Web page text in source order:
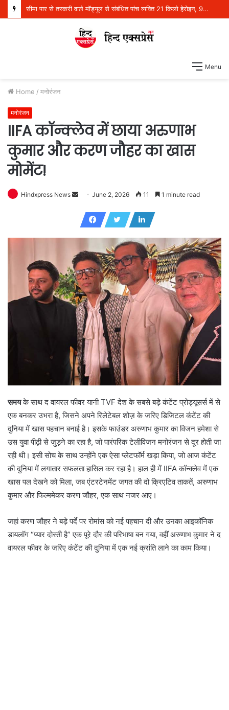
सीमा पार से तस्करी वाले मॉड्यूल से संबंधित पांच व्यक्ति 21 किलो हेरोइन, 970 ग्राम आईसीई और एक पिस्तौल सहित गिरफ्तार
Menu
Home / मनोरंजन
मनोरंजन
IIFA कॉन्क्लेव में छाया अरुणाभ
कुमार और करण जौहर का खास
मोमेंट!
Hindxpress News
n
e
m
a
i
l
June 2, 2026 11 1 minute read
समयके साथ द वायरल फीवर यानी TVF देश के सबसे बड़े कंटेंट प्रोड्यूसर्स में से
एक बनकर उभरा है, जिसने अपने रिलेटेबल शोज़ के जरिए डिजिटल कंटेंट की
दुनिया में खास पहचान बनाई है। इसके फाउंडर अरुणाभ कुमार का विजन हमेशा से
उस युवा पीढ़ी से जुड़ने का रहा है, जो पारंपरिक टेलीविजन मनोरंजन से दूर होती जा
रही थी। इसी सोच के साथ उन्होंने एक ऐसा प्लेटफॉर्म खड़ा किया, जो आज कंटेंट
की दुनिया में लगातार सफलता हासिल कर रहा है। हाल ही में IIFA कॉन्क्लेव में एक
खास पल देखने को मिला, जब एंटरटेनमेंट जगत की दो क्रिएटिव ताकतें, अरुणाभ
कुमार और फिल्ममेकर करण जौहर, एक साथ नजर आए।
जहां करण जौहर ने बड़े पर्दे पर रोमांस को नई पहचान दी और उनका आइकॉनिक
डायलॉग “प्यार दोस्ती है” एक पूरे दौर की परिभाषा बन गया, वहीं अरुणाभ कुमार ने द
वायरल फीवर के जरिए कंटेंट की दुनिया में एक नई क्रांति लाने का काम किया।